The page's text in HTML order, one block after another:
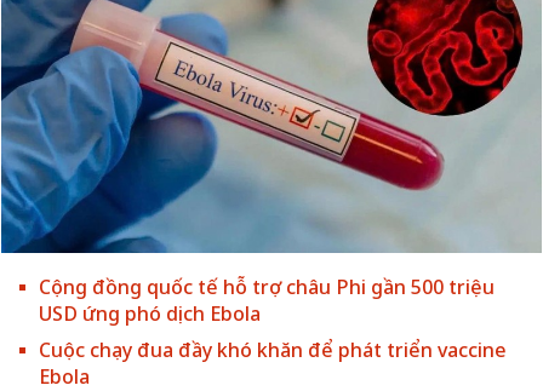
Cộng đồng quốc tế hỗ trợ châu Phi gần 500 triệu
USD ứng phó dịch Ebola
Cuộc chạy đua đầy khó khăn để phát triển vaccine
Ebola